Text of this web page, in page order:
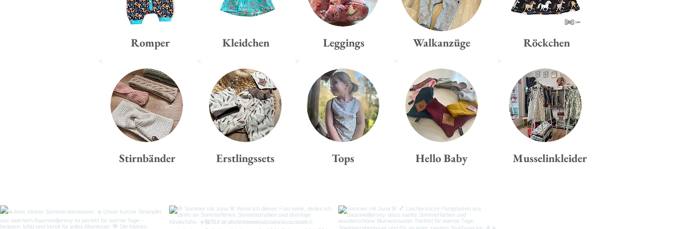
Romper
Stirnbänder
Kleidchen
Erstlingssets
Leggings
Tops
Walkanzüge
Hello Baby
Röckchen
Musselinkleider